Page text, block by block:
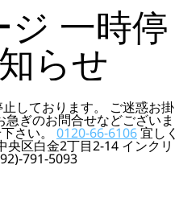
一時停
らせ
しております。 ご迷惑お掛
ぎのお問合せなどございま
下さい。0120-66-6106宜しく
央区白金2丁目2-14 インクリ
791-5093